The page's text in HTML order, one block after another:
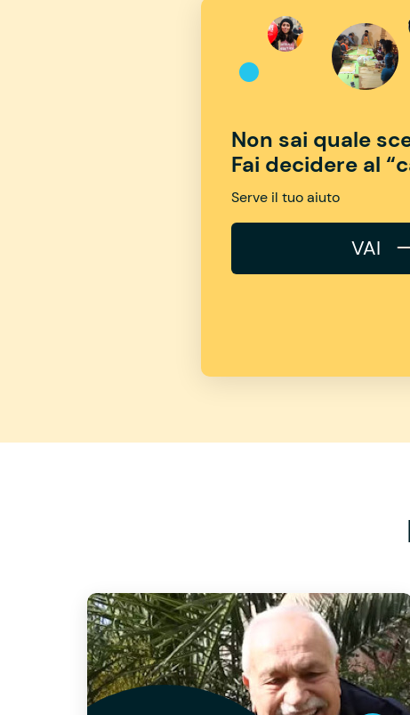
Non sai quale
Fai decidere al
Serve il tuo aiuto
VAI